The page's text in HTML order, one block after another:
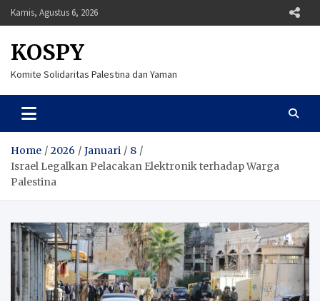
Skip
to
Kamis, Agustus 6, 2026
KOSPY
Komite Solidaritas Palestina dan Yaman
Home 2026 Januari
8
Israel Legalkan Pelacakan Elektronik terhadap Warga
Palestina